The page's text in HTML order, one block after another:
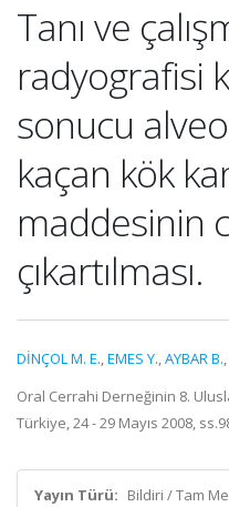
Tanı ve
radyografisi
sonucu
kaçan kök
maddesinin
çıkartılması.
DİNÇOL M. E.,EMES Y.,AYBAR B.,
Oral Cerrahi Derneğinin 8.
Türkiye, 24 - 29 Mayıs 2008,
Yayın Türü: Bildiri / Tam